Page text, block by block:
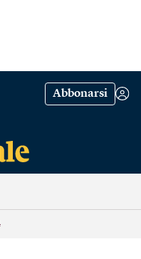
Abbonarsi